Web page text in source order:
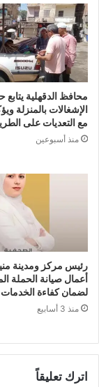
محافظ الدقهلية يتابع
الإشغالات بالمنزلة
مع التعديات على
منذ أسبوعين
رئيس مركز ومدينة
أعمال صيانة الحملة
لضمان كفاءة الخدمات
منذ 3 أسابيع
اترك تعليقاً